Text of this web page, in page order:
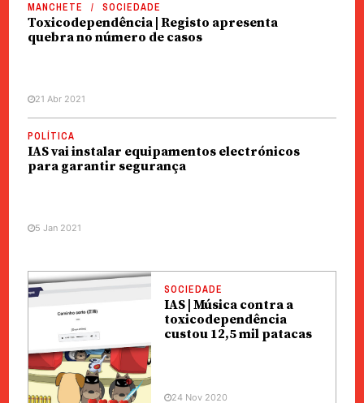
MANCHETE SOCIEDADE
Toxicodependência | Registo apresenta
quebra no número de casos
21 Abr 2021
POLÍTICA
IAS vai instalar equipamentos electrónicos
para garantir segurança
5 Jan 2021
SOCIEDADE
IAS | Música contra a
toxicodependência
custou 12,5 mil patacas
24 Nov 2020